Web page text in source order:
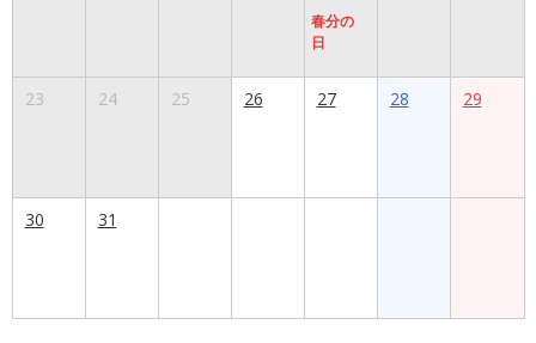
春分の
日
23 24 25 26 27 28 29
30 31